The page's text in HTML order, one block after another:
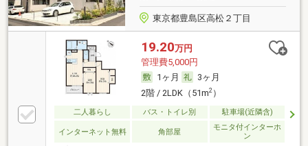
東京都豊島区高松２丁目
19.20万円
管理費5,000円
1ヶ月
3ヶ月
2階 / 2LDK（51m2）
二人暮らし バス・トイレ別 駐車場(近隣含)
インターネット無料 角部屋
モニタ付インターホ
ン